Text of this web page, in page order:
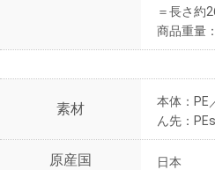
＝長さ約
商品重量
素材
本体：PE
ん先：PEs
原産国 日本